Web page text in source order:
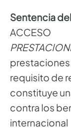
Sentencia del
ACCESO
prestaciones
requisito de
constituye
contra los
internacional